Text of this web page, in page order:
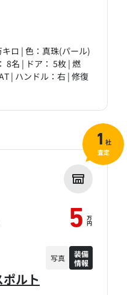
ロ | 色：真珠(パール)
8名 | ドア： 5枚 | 燃
| ハンドル：右 | 修復
ルト
5 万
円
写真
装備
情報
1 社
査定